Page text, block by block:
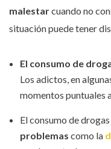
malestarcuando no
situación puede tener
El consumo de
Los adictos, en
momentos puntuales
El consumo de
problemas como la